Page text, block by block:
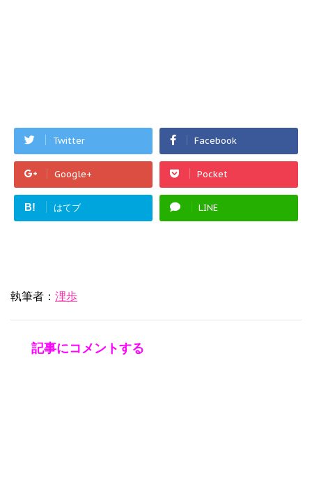
Twitter Facebook
Google+ Pocket
B! はてブ LINE
執筆者： 浬歩
記事にコメントする